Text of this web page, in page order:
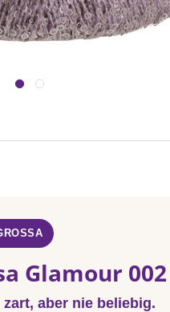
Glamour
aber nie beliebig.